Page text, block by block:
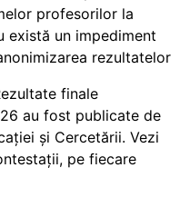
profesorilor la
există un impediment
rezultatelor
finale
au fost publicate de
și Cercetării. Vezi
pe fiecare